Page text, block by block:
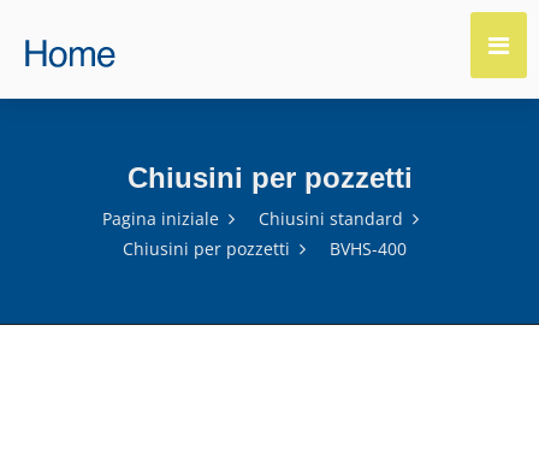
Chiusini per pozzetti
Pagina iniziale
Chiusini standard
Chiusini per pozzetti
BVHS-400